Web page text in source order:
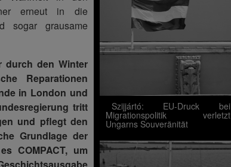
erneut in die
sogar grausame
durch den Winter
Reparationen
in London und
tritt
und pflegt den
Grundlage der
COMPACT, um
Szijjártó: EU-Druck bei
Migrationspolitik verletzt
Ungarns Souveränität